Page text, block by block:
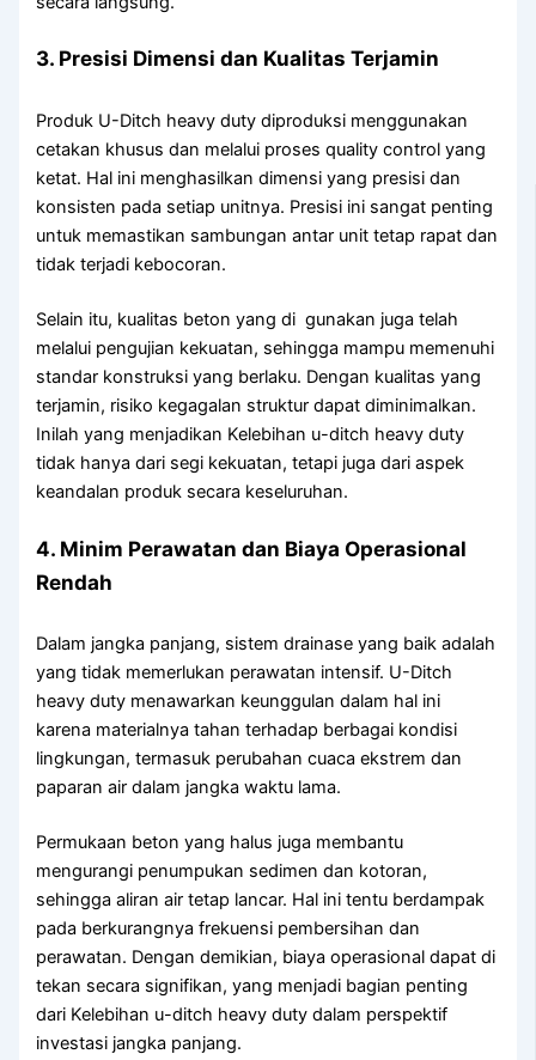
3. Presisi Dimensi dan Kualitas Terjamin
Produk U-Ditch heavy duty diproduksi menggunakan
cetakan khusus dan melalui proses quality control yang
ketat. Hal ini menghasilkan dimensi yang presisi dan
konsisten pada setiap unitnya. Presisi ini sangat penting
untuk memastikan sambungan antar unit tetap rapat dan
tidak terjadi kebocoran.
Selain itu, kualitas beton yang di gunakan juga telah
melalui pengujian kekuatan, sehingga mampu memenuhi
standar konstruksi yang berlaku. Dengan kualitas yang
terjamin, risiko kegagalan struktur dapat diminimalkan.
Inilah yang menjadikan Kelebihan u-ditch heavy duty
tidak hanya dari segi kekuatan, tetapi juga dari aspek
keandalan produk secara keseluruhan.
4. Minim Perawatan dan Biaya Operasional
Rendah
Dalam jangka panjang, sistem drainase yang baik adalah
yang tidak memerlukan perawatan intensif. U-Ditch
heavy duty menawarkan keunggulan dalam hal ini
karena materialnya tahan terhadap berbagai kondisi
lingkungan, termasuk perubahan cuaca ekstrem dan
paparan air dalam jangka waktu lama.
Permukaan beton yang halus juga membantu
mengurangi penumpukan sedimen dan kotoran,
sehingga aliran air tetap lancar. Hal ini tentu berdampak
pada berkurangnya frekuensi pembersihan dan
perawatan. Dengan demikian, biaya operasional dapat di
tekan secara signifikan, yang menjadi bagian penting
dari Kelebihan u-ditch heavy duty dalam perspektif
investasi jangka panjang.